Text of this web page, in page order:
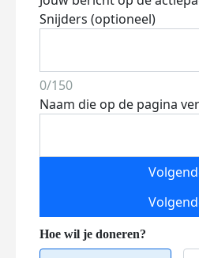
Snijders (optioneel)
0/150
Naam die op de pagina